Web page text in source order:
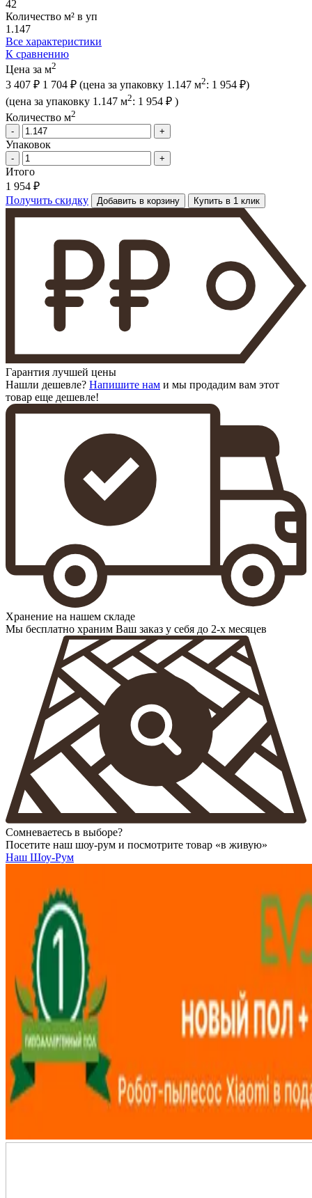
42
Количество м² в уп
1.147
Все характеристики
К сравнению
Цена за м2
3 407 ₽ 1 704 ₽ (цена за упаковку 1.147 м2: 1 954 ₽)
(цена за упаковку 1.147 м2: 1 954 ₽ )
Количество м2
-
+
Упаковок
- +
Итого
1 954 ₽
Получить скидку
Добавить в корзину Купить в 1 клик
Гарантия лучшей цены
Нашли дешевле? Напишите нам и мы продадим вам этот
товар еще дешевле!
Хранение на нашем складе
Мы бесплатно храним Ваш заказ у себя до 2-х месяцев
Сомневаетесь в выборе?
Посетите наш шоу-рум и посмотрите товар «в живую»
Наш Шоу-Рум